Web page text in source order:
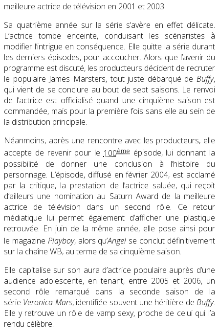
meilleure actrice de télévision en 2001 et 2003.
Sa quatrième année sur la série s’avère en effet délicate.
L’actrice tombe enceinte, conduisant les scénaristes à
modifier l’intrigue en conséquence. Elle quitte la série durant
les derniers épisodes, pour accoucher. Alors que l’avenir du
programme est discuté, les producteurs décident de recruter
le populaire James Marsters, tout juste débarqué de Buffy,
qui vient de se conclure au bout de sept saisons. Le renvoi
de l’actrice est officialisé quand une cinquième saison est
commandée, mais pour la première fois sans elle au sein de
la distribution principale.
Néanmoins, après une rencontre avec les producteurs, elle
accepte de revenir pour le 100ème épisode, lui donnant la
possibilité de donner une conclusion à l’histoire du
personnage. L’épisode, diffusé en février 2004, est acclamé
par la critique, la prestation de l’actrice saluée, qui reçoit
d’ailleurs une nomination au Saturn Award de la meilleure
actrice de télévision dans un second rôle. Ce retour
médiatique lui permet également d’afficher une plastique
retrouvée. En juin de la même année, elle pose ainsi pour
le magazine Playboy, alors qu’Angel se conclut définitivement
sur la chaîne WB, au terme de sa cinquième saison.
Elle capitalise sur son aura d’actrice populaire auprès d’une
audience adolescente, en tenant, entre 2005 et 2006, un
second rôle remarqué dans la seconde saison de la
série Veronica Mars, identifiée souvent une héritière de Buffy.
Elle y retrouve un rôle de vamp sexy, proche de celui qui l’a
rendu célèbre.